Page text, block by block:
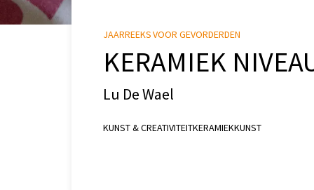
KERAMIEK
Lu De Wael
JAARREEKS VOOR GEVORDERDEN
KUNST & CREATIVITEITKERAMIEKKUNST